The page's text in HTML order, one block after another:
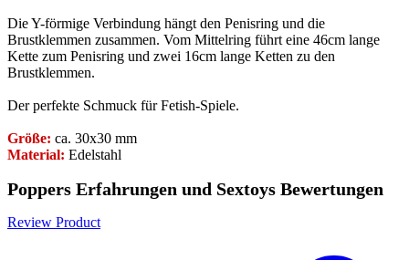
Die Y-förmige Verbindung hängt den Penisring und die
Brustklemmen zusammen. Vom Mittelring führt eine 46cm lange
Kette zum Penisring und zwei 16cm lange Ketten zu den
Brustklemmen.
Der perfekte Schmuck für Fetish-Spiele.
Größe: ca. 30x30 mm
Material: Edelstahl
Poppers Erfahrungen und Sextoys Bewertungen
Review Product